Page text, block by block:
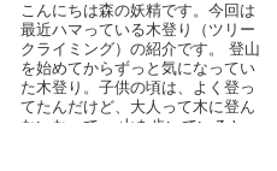
こんにちは森の妖精です。今回は
最近ハマっている木登り（ツリー
クライミング）の紹介です。 登山
を始めてからずっと気になってい
た木登り。子供の頃は、よく登っ
てたんだけど、大人って木に登ん
ないなって。 山を歩いていると、